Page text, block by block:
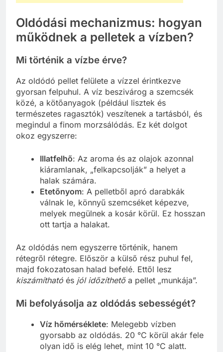
Oldódási mechanizmus: hogyan
működnek a pelletek a vízben?
Mi történik a vízbe érve?
Az oldódó pellet felülete a vízzel érintkezve
gyorsan felpuhul. A víz beszivárog a szemcsék
közé, a kötőanyagok (például lisztek és
természetes ragasztók) veszítenek a tartásból, és
megindul a finom morzsálódás. Ez két dolgot
okoz egyszerre:
Illatfelhő: Az aroma és az olajok azonnal
kiáramlanak, „felkapcsolják” a helyet a
halak számára.
Etetőnyom: A pelletből apró darabkák
válnak le, könnyű szemcséket képezve,
melyek megülnek a kosár körül. Ez hosszan
ott tartja a halakat.
Az oldódás nem egyszerre történik, hanem
rétegről rétegre. Először a külső rész puhul fel,
majd fokozatosan halad befelé. Ettől lesz
kiszámítható és jól időzíthetőa pellet „munkája”.
Mi befolyásolja az oldódás sebességét?
Víz hőmérséklete: Melegebb vízben
gyorsabb az oldódás. 20 °C körül akár fele
olyan idő is elég lehet, mint 10 °C alatt.